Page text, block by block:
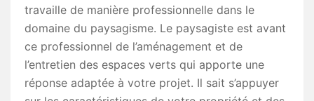
travaille de manière professionnelle dans le
domaine du paysagisme. Le paysagiste est avant
ce professionnel de l’aménagement et de
l’entretien des espaces verts qui apporte une
réponse adaptée à votre projet. Il sait s’appuyer